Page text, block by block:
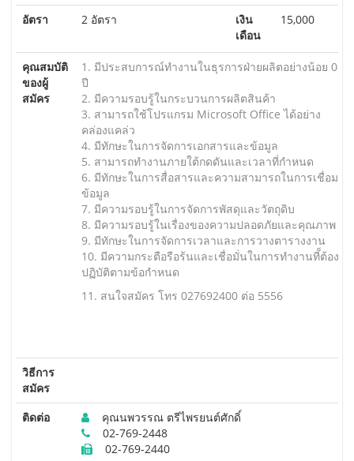
อัตรา 2 อัตรา
เงิน
เดือน
15,000
คุณสมบัติ
ของผู้
สมัคร
1. มีประสบการณ์ทำงานในธุรการฝ่ายผลิตอย่างน้อย 0-2
ปี
2. มีความรอบรู้ในกระบวนการผลิตสินค้า
3. สามารถใช้โปรแกรม Microsoft Office ได้อย่าง
คล่องแคล่ว
4. มีทักษะในการจัดการเอกสารและข้อมูล
5. สามารถทำงานภายใต้กดดันและเวลาที่กำหนด
6. มีทักษะในการสื่อสารและความสามารถในการเชื่อมโย
ข้อมูล
7. มีความรอบรู้ในการจัดการพัสดุและวัตถุดิบ
8. มีความรอบรู้ในเรื่องของความปลอดภัยและคุณภาพ
9. มีทักษะในการจัดการเวลาและการวางตารางงาน
10. มีความกระตือรือร้นและเชื่อมั่นในการทำงานที็ต้อง
ปฏิบัติตามข้อกำหนด
11. สนใจสมัคร โทร 027692400 ต่อ 5556
วิธีการ
สมัคร
ติดต่อ
คุณนพวรรณ ตรีไพรยนต์ศักดิ์
02-769-2448
02-769-2440